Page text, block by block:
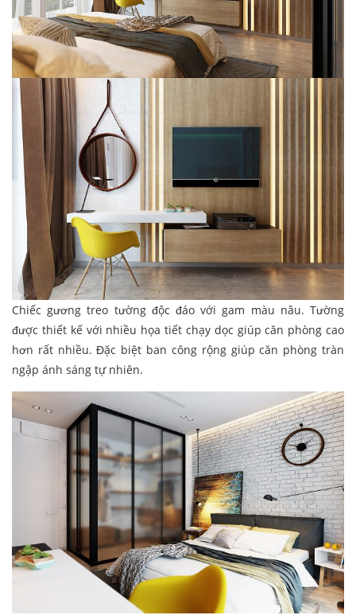
Chiếc gương treo tường độc đáo với gam màu nâu. Tường
được thiết kế với nhiều họa tiết chạy dọc giúp căn phòng cao
hơn rất nhiều. Đặc biệt ban công rộng giúp căn phòng tràn
ngập ánh sáng tự nhiên.